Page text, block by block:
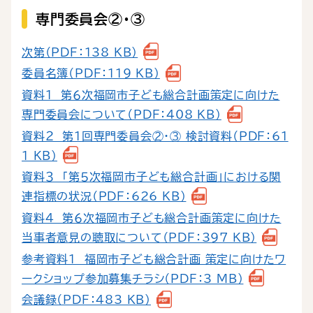
専門委員会②・③
次第（PDF：138 KB）
委員名簿（PDF：119 KB）
資料１ 第６次福岡市子ども総合計画策定に向けた
専門委員会について（PDF：408 KB）
資料２ 第１回専門委員会②・③ 検討資料（PDF：61
1 KB）
資料３ 「第５次福岡市子ども総合計画」における関
連指標の状況（PDF：626 KB）
資料４ 第６次福岡市子ども総合計画策定に向けた
当事者意見の聴取について（PDF：397 KB）
参考資料１ 福岡市子ども総合計画 策定に向けたワ
ークショップ参加募集チラシ（PDF：3 MB）
会議録（PDF：483 KB）